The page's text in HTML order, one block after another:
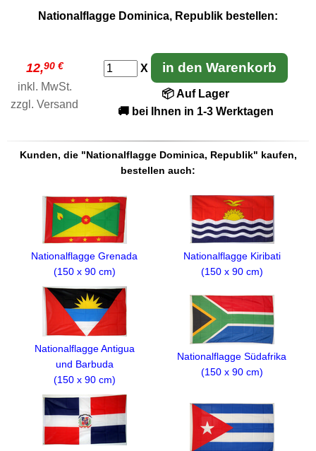
Nationalflagge Dominica, Republik bestellen:
12,90 €
inkl. MwSt.
zzgl. Versand
X in den Warenkorb
📦 Auf Lager
🚚 bei Ihnen in 1-3 Werktagen
Kunden, die "Nationalflagge Dominica, Republik" kaufen,
bestellen auch:
Nationalflagge Grenada
(150 x 90 cm)
Nationalflagge Kiribati
(150 x 90 cm)
Nationalflagge Antigua
und Barbuda
(150 x 90 cm)
Nationalflagge Südafrika
(150 x 90 cm)